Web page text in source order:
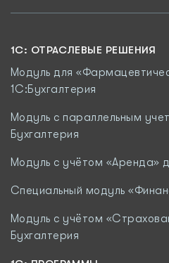
1C: ОТРАСЛЕВЫЕ РЕШЕНИЯ
Модуль для
1С:Бухгалтерия
Модуль с параллельным
Бухгалтерия
Модуль с учётом «Аренда»
Специальный модуль
Модуль c учётом
Бухгалтерия